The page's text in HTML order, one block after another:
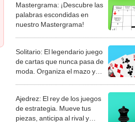
Mastergrama: ¡Descubre las
palabras escondidas en
nuestro Mastergrama!
Solitario: El legendario juego
de cartas que nunca pasa de
moda. Organiza el mazo y
Ajedrez: El rey de los juegos
de estrategia. Mueve tus
piezas, anticipa al rival y